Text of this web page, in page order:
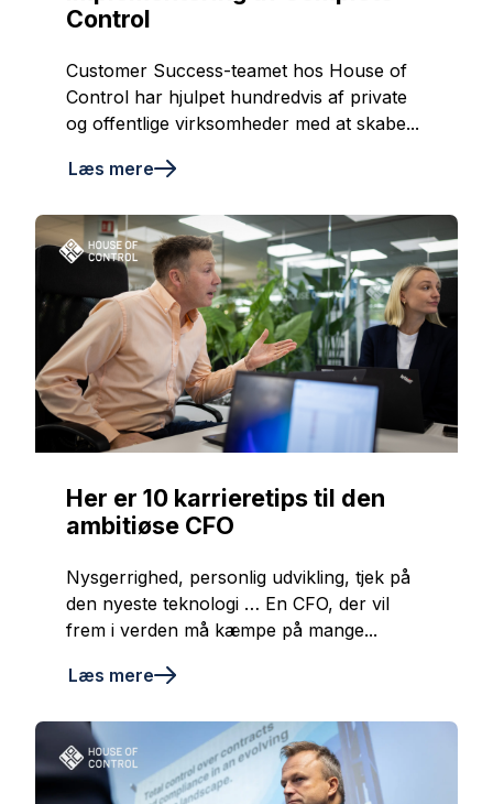
Control
Customer Success-teamet hos House of
Control har hjulpet hundredvis af private
og offentlige virksomheder med at skabe...
Læs mere
Her er 10 karrieretips til den
ambitiøse CFO
Nysgerrighed, personlig udvikling, tjek på
den nyeste teknologi … En CFO, der vil
frem i verden må kæmpe på mange...
Læs mere